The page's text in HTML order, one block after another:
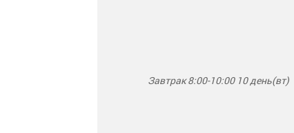
Завтрак 8:00-10:00 10 день(вт)